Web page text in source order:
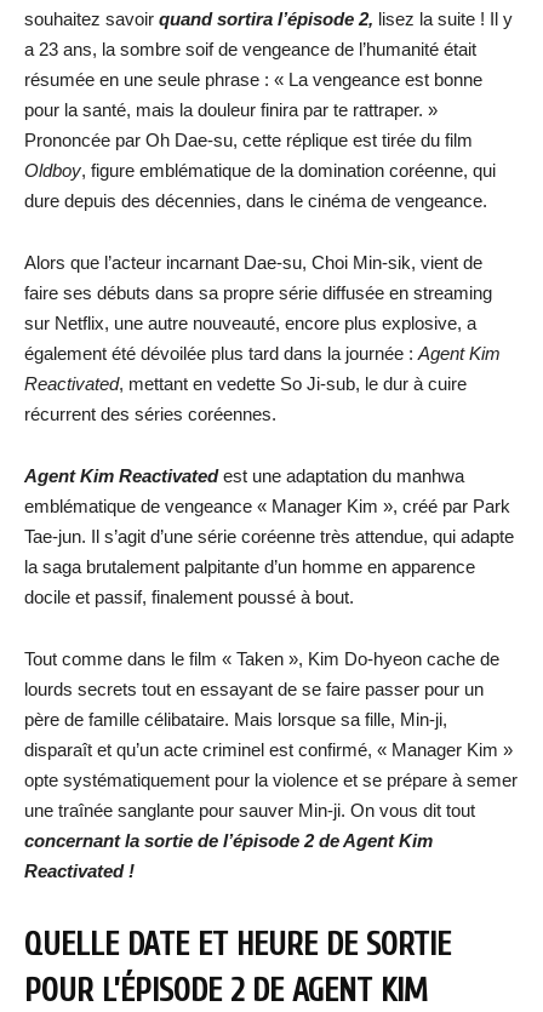
souhaitez savoir quand sortira l’épisode 2, lisez la suite ! Il y
a 23 ans, la sombre soif de vengeance de l’humanité était
résumée en une seule phrase : « La vengeance est bonne
pour la santé, mais la douleur finira par te rattraper. »
Prononcée par Oh Dae-su, cette réplique est tirée du film
Oldboy, figure emblématique de la domination coréenne, qui
dure depuis des décennies, dans le cinéma de vengeance.
Alors que l’acteur incarnant Dae-su, Choi Min-sik, vient de
faire ses débuts dans sa propre série diffusée en streaming
sur Netflix, une autre nouveauté, encore plus explosive, a
également été dévoilée plus tard dans la journée : Agent Kim
Reactivated, mettant en vedette So Ji-sub, le dur à cuire
récurrent des séries coréennes.
Agent Kim Reactivatedest une adaptation du manhwa
emblématique de vengeance « Manager Kim », créé par Park
Tae-jun. Il s’agit d’une série coréenne très attendue, qui adapte
la saga brutalement palpitante d’un homme en apparence
docile et passif, finalement poussé à bout.
Tout comme dans le film « Taken », Kim Do-hyeon cache de
lourds secrets tout en essayant de se faire passer pour un
père de famille célibataire. Mais lorsque sa fille, Min-ji,
disparaît et qu’un acte criminel est confirmé, « Manager Kim »
opte systématiquement pour la violence et se prépare à semer
une traînée sanglante pour sauver Min-ji. On vous dit tout
concernant la sortie de l’épisode 2 de Agent Kim
Reactivated !
QUELLE DATE ET HEURE DE SORTIE
POUR L’ÉPISODE 2 DE AGENT KIM